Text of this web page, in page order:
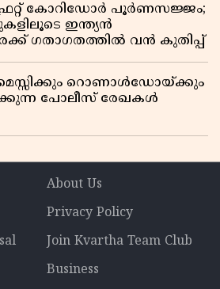
കോറിഡോർ പൂർണസജ്ജം;
ഇന്ത്യൻ
ഗതാഗതത്തിൽ വൻ കുതിപ്പ്
മെസ്സിക്കും റൊണാൾഡോയ്ക്കും
പോലീസ് രേഖകൾ
About Us
Privacy Policy
Join Kvartha Team Club
Business